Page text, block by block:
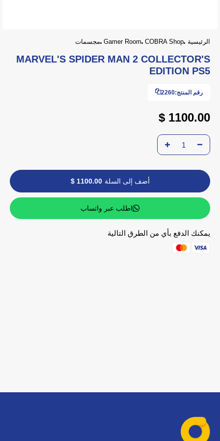
الرئيسية COBRA Shop
Gamer Room مجسمات
MARVEL'S SPIDER MAN 2 COLLECTOR'S
EDITION PS5
رقم المنتج:2260
1100.00 $
أضف إلى السلة 1100.00 $
اطلب عبر واتساب
يمكنك الدفع بأي من الطرق التالية